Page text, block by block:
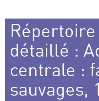
Répertoire
détaillé :
centrale :
sauvages,